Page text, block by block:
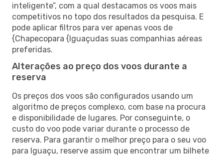
inteligente”, com a qual destacamos os voos mais
competitivos no topo dos resultados da pesquisa. E
pode aplicar filtros para ver apenas voos de
{Chapecopara {Iguaçudas suas companhias aéreas
preferidas.
Alterações ao preço dos voos durante a
reserva
Os preços dos voos são configurados usando um
algoritmo de preços complexo, com base na procura
e disponibilidade de lugares. Por conseguinte, o
custo do voo pode variar durante o processo de
reserva. Para garantir o melhor preço para o seu voo
para Iguaçu, reserve assim que encontrar um bilhete